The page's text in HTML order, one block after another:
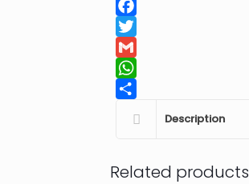
Facebook
Twitter
Gmail
WhatsApp
Description
Related products